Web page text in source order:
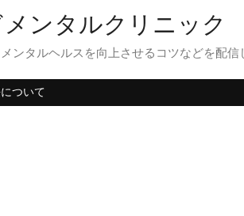
ンタルクリニック
ンタルヘルスを向上させるコツなどを配信
ついて